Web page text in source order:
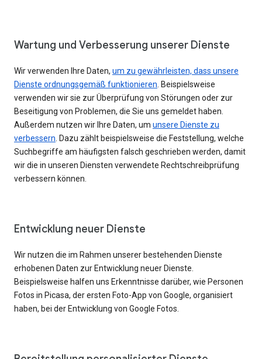
Wartung und Verbesserung unserer Dienste
Wir verwenden Ihre Daten, um zu gewährleisten, dass unsere
Dienste ordnungsgemäß funktionieren . Beispielsweise
verwenden wir sie zur Überprüfung von Störungen oder zur
Beseitigung von Problemen, die Sie uns gemeldet haben.
Außerdem nutzen wir Ihre Daten, um unsere Dienste zu
verbessern . Dazu zählt beispielsweise die Feststellung, welche
Suchbegriffe am häufigsten falsch geschrieben werden, damit
wir die in unseren Diensten verwendete Rechtschreibprüfung
verbessern können.
Entwicklung neuer Dienste
Wir nutzen die im Rahmen unserer bestehenden Dienste
erhobenen Daten zur Entwicklung neuer Dienste.
Beispielsweise halfen uns Erkenntnisse darüber, wie Personen
Fotos in Picasa, der ersten Foto-App von Google, organisiert
haben, bei der Entwicklung von Google Fotos.